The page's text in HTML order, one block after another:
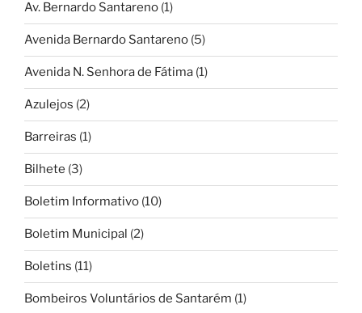
Av. Bernardo Santareno (1)
Avenida Bernardo Santareno (5)
Avenida N. Senhora de Fátima (1)
Azulejos (2)
Barreiras (1)
Bilhete (3)
Boletim Informativo (10)
Boletim Municipal (2)
Boletins (11)
Bombeiros Voluntários de Santarém (1)